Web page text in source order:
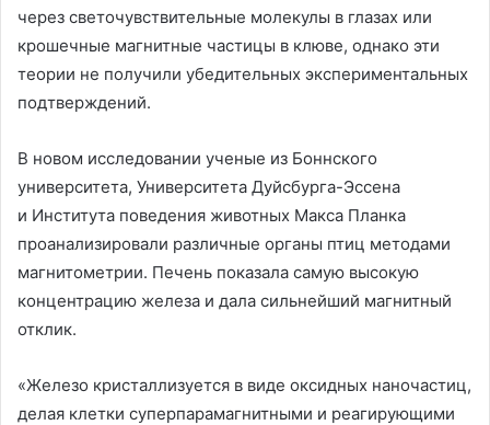
через светочувствительные молекулы в глазах или
крошечные магнитные частицы в клюве, однако эти
теории не получили убедительных экспериментальных
подтверждений.
В новом исследовании ученые из Боннского
университета, Университета Дуйсбурга-Эссена
и Института поведения животных Макса Планка
проанализировали различные органы птиц методами
магнитометрии. Печень показала самую высокую
концентрацию железа и дала сильнейший магнитный
отклик.
«Железо кристаллизуется в виде оксидных наночастиц,
делая клетки суперпарамагнитными и реагирующими